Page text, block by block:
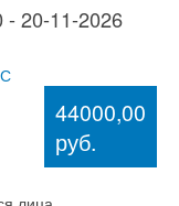
- 20-11-2026
44000,00
руб.